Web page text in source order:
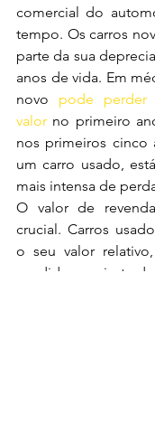
comercial do
tempo. Os carros
parte da sua
anos de vida. Em
novo pode perder
valor no primeiro
nos primeiros cinco
um carro usado,
mais intensa de
O valor de
crucial. Carros
o seu valor
vendidos mais